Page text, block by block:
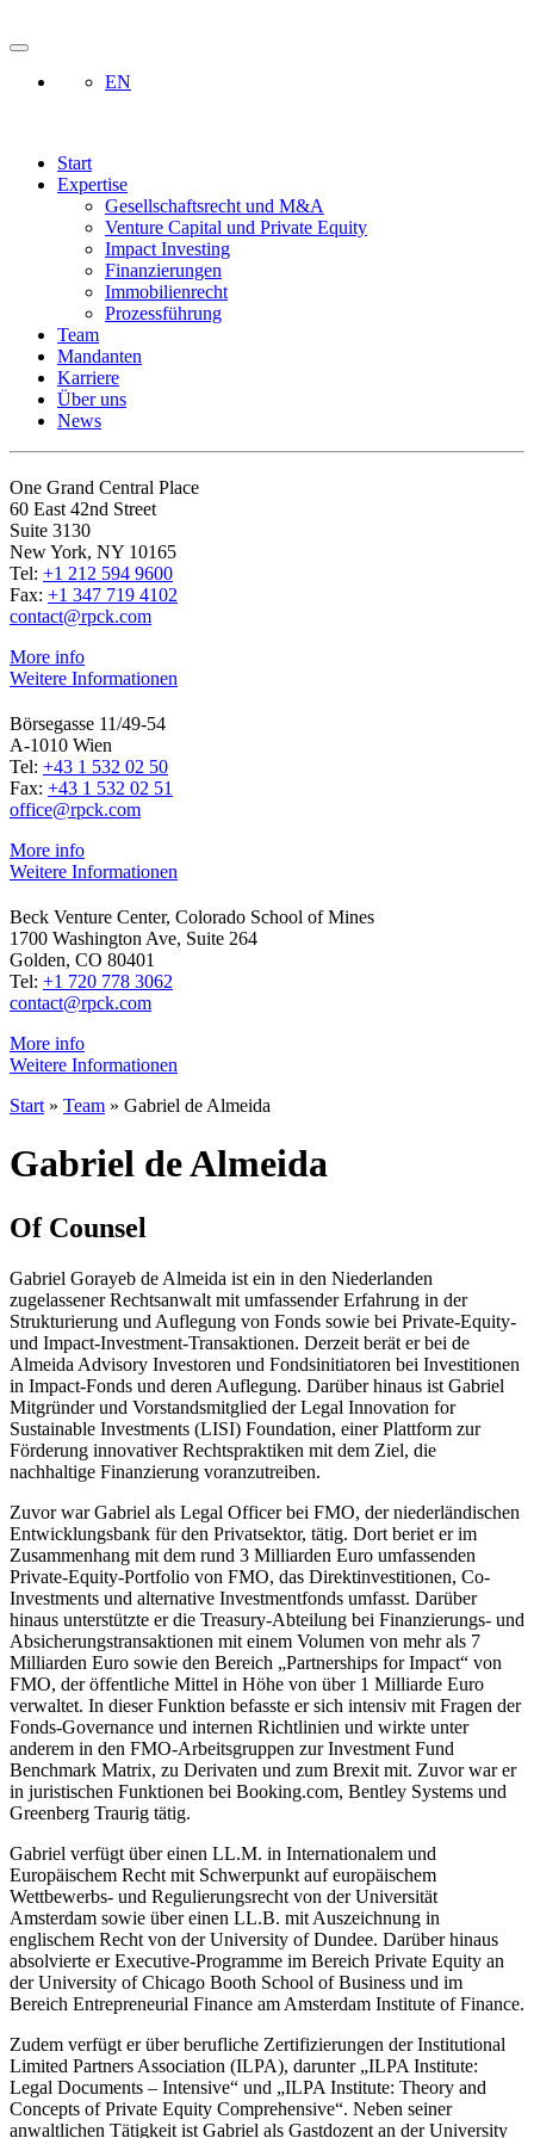
EN
Start
Expertise
Gesellschaftsrecht und M&A
Venture Capital und Private Equity
Impact Investing
Finanzierungen
Immobilienrecht
Prozessführung
Team
Mandanten
Karriere
Über uns
News
One Grand Central Place
60 East 42nd Street
Suite 3130
New York, NY 10165
Tel: +1 212 594 9600
Fax: +1 347 719 4102
contact@rpck.com
More info
Weitere Informationen
Börsegasse 11/49-54
A-1010 Wien
Tel: +43 1 532 02 50
Fax: +43 1 532 02 51
office@rpck.com
More info
Weitere Informationen
Beck Venture Center, Colorado School of Mines
1700 Washington Ave, Suite 264
Golden, CO 80401
Tel: +1 720 778 3062
contact@rpck.com
More info
Weitere Informationen
Start » Team » Gabriel de Almeida
Gabriel de Almeida
Of Counsel
Gabriel Gorayeb de Almeida ist ein in den Niederlanden
zugelassener Rechtsanwalt mit umfassender Erfahrung in der
Strukturierung und Auflegung von Fonds sowie bei Private-Equity-
und Impact-Investment-Transaktionen. Derzeit berät er bei de
Almeida Advisory Investoren und Fondsinitiatoren bei Investitionen
in Impact-Fonds und deren Auflegung. Darüber hinaus ist Gabriel
Mitgründer und Vorstandsmitglied der Legal Innovation for
Sustainable Investments (LISI) Foundation, einer Plattform zur
Förderung innovativer Rechtspraktiken mit dem Ziel, die
nachhaltige Finanzierung voranzutreiben.
Zuvor war Gabriel als Legal Officer bei FMO, der niederländischen
Entwicklungsbank für den Privatsektor, tätig. Dort beriet er im
Zusammenhang mit dem rund 3 Milliarden Euro umfassenden
Private-Equity-Portfolio von FMO, das Direktinvestitionen, Co-
Investments und alternative Investmentfonds umfasst. Darüber
hinaus unterstützte er die Treasury-Abteilung bei Finanzierungs- und
Absicherungstransaktionen mit einem Volumen von mehr als 7
Milliarden Euro sowie den Bereich „Partnerships for Impact“ von
FMO, der öffentliche Mittel in Höhe von über 1 Milliarde Euro
verwaltet. In dieser Funktion befasste er sich intensiv mit Fragen der
Fonds-Governance und internen Richtlinien und wirkte unter
anderem in den FMO-Arbeitsgruppen zur Investment Fund
Benchmark Matrix, zu Derivaten und zum Brexit mit. Zuvor war er
in juristischen Funktionen bei Booking.com, Bentley Systems und
Greenberg Traurig tätig.
Gabriel verfügt über einen LL.M. in Internationalem und
Europäischem Recht mit Schwerpunkt auf europäischem
Wettbewerbs- und Regulierungsrecht von der Universität
Amsterdam sowie über einen LL.B. mit Auszeichnung in
englischem Recht von der University of Dundee. Darüber hinaus
absolvierte er Executive-Programme im Bereich Private Equity an
der University of Chicago Booth School of Business und im
Bereich Entrepreneurial Finance am Amsterdam Institute of Finance.
Zudem verfügt er über berufliche Zertifizierungen der Institutional
Limited Partners Association (ILPA), darunter „ILPA Institute:
Legal Documents – Intensive“ und „ILPA Institute: Theory and
Concepts of Private Equity Comprehensive“. Neben seiner
anwaltlichen Tätigkeit ist Gabriel als Gastdozent an der University